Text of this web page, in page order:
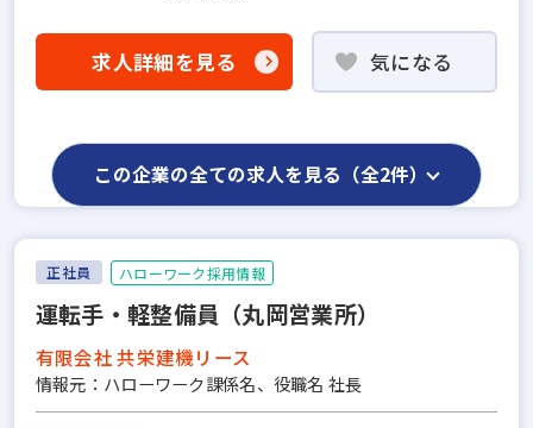
求人詳細を見る 気になる
この企業の全ての求人を見る（全2件）
正社員 ハローワーク採用情報
運転手・軽整備員（丸岡営業所）
有限会社 共栄建機リース
情報元：ハローワーク課係名、役職名 社長